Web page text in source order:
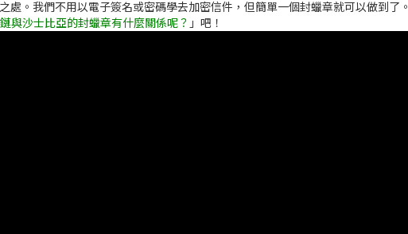
處。我們不用以電子簽名或密碼學去加密信件，但簡單一個封蠟章就可以做到了。
與沙士比亞的封蠟章有什麼關係呢？ 」吧！